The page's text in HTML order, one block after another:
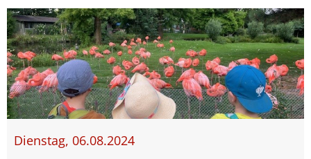
Dienstag, 06.08.2024